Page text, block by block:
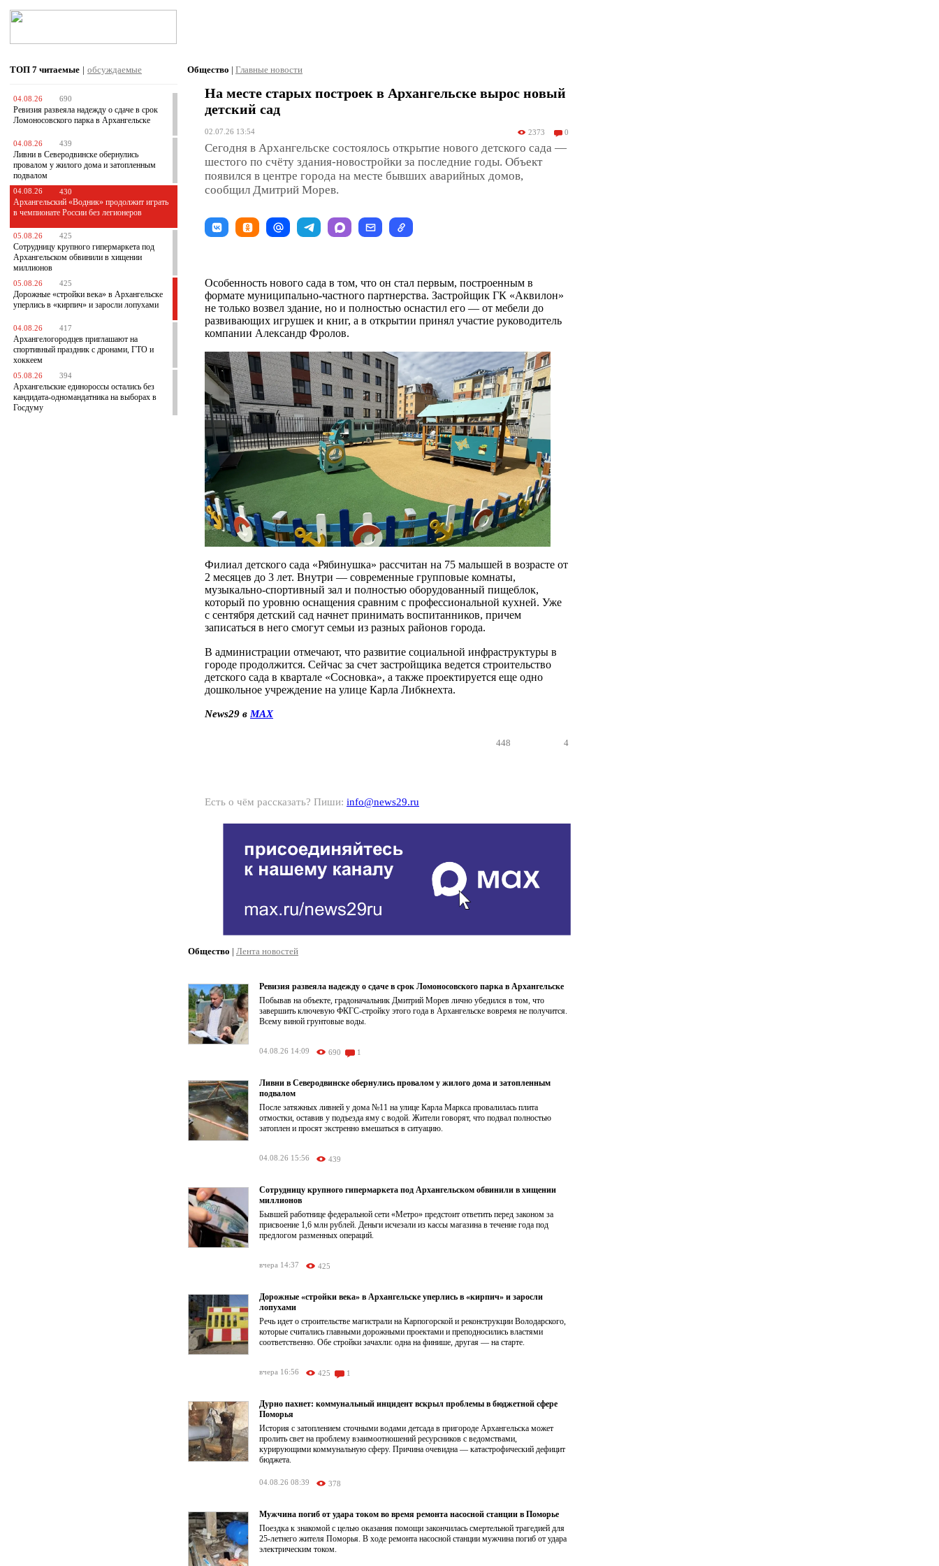
ТОП 7 читаемые | обсуждаемые
04.08.26 690
Ревизия развеяла надежду о сдаче в срок
Ломоносовского парка в Архангельске
04.08.26 439
Ливни в Северодвинске обернулись
провалом у жилого дома и затопленным
подвалом
04.08.26 430
Архангельский «Водник» продолжит играть
в чемпионате России без легионеров
05.08.26 425
Сотрудницу крупного гипермаркета под
Архангельском обвинили в хищении
миллионов
05.08.26 425
Дорожные «стройки века» в Архангельске
уперлись в «кирпич» и заросли лопухами
04.08.26 417
Архангелогородцев приглашают на
спортивный праздник с дронами, ГТО и
хоккеем
05.08.26 394
Архангельские единороссы остались без
кандидата-одномандатника на выборах в
Госдуму
Общество | Главные новости
На месте старых построек в Архангельске вырос новый
детский сад
02.07.26 13:54 2373 0
Сегодня в Архангельске состоялось открытие нового детского сада —
шестого по счёту здания-новостройки за последние годы. Объект
появился в центре города на месте бывших аварийных домов,
сообщил Дмитрий Морев.
Особенность нового сада в том, что он стал первым, построенным в
формате муниципально-частного партнерства. Застройщик ГК «Аквилон»
не только возвел здание, но и полностью оснастил его — от мебели до
развивающих игрушек и книг, а в открытии принял участие руководитель
компании Александр Фролов.
Филиал детского сада «Рябинушка» рассчитан на 75 малышей в возрасте от
2 месяцев до 3 лет. Внутри — современные групповые комнаты,
музыкально-спортивный зал и полностью оборудованный пищеблок,
который по уровню оснащения сравним с профессиональной кухней. Уже
с сентября детский сад начнет принимать воспитанников, причем
записаться в него смогут семьи из разных районов города.
В администрации отмечают, что развитие социальной инфраструктуры в
городе продолжится. Сейчас за счет застройщика ведется строительство
детского сада в квартале «Сосновка», а также проектируется еще одно
дошкольное учреждение на улице Карла Либкнехта.
News29 в MAX
448 4
Есть о чём рассказать? Пиши: info@news29.ru
Общество | Лента новостей
Ревизия развеяла надежду о сдаче в срок Ломоносовского парка в Архангельске
Побывав на объекте, градоначальник Дмитрий Морев лично убедился в том, что
завершить ключевую ФКГС-стройку этого года в Архангельске вовремя не получится.
Всему виной грунтовые воды.
04.08.26 14:09 690 1
Ливни в Северодвинске обернулись провалом у жилого дома и затопленным
подвалом
После затяжных ливней у дома №11 на улице Карла Маркса провалилась плита
отмостки, оставив у подъезда яму с водой. Жители говорят, что подвал полностью
затоплен и просят экстренно вмешаться в ситуацию.
04.08.26 15:56 439
Сотрудницу крупного гипермаркета под Архангельском обвинили в хищении
миллионов
Бывшей работнице федеральной сети «Метро» предстоит ответить перед законом за
присвоение 1,6 млн рублей. Деньги исчезали из кассы магазина в течение года под
предлогом разменных операций.
вчера 14:37 425
Дорожные «стройки века» в Архангельске уперлись в «кирпич» и заросли
лопухами
Речь идет о строительстве магистрали на Карпогорской и реконструкции Володарского,
которые считались главными дорожными проектами и преподносились властями
соответственно. Обе стройки зачахли: одна на финише, другая — на старте.
вчера 16:56 425 1
Дурно пахнет: коммунальный инцидент вскрыл проблемы в бюджетной сфере
Поморья
История с затоплением сточными водами детсада в пригороде Архангельска может
пролить свет на проблему взаимоотношений ресурсников с ведомствами,
курирующими коммунальную сферу. Причина очевидна — катастрофический дефицит
бюджета.
04.08.26 08:39 378
Мужчина погиб от удара током во время ремонта насосной станции в Поморье
Поездка к знакомой с целью оказания помощи закончилась смертельной трагедией для
25-летнего жителя Поморья. В ходе ремонта насосной станции мужчина погиб от удара
электрическим током.